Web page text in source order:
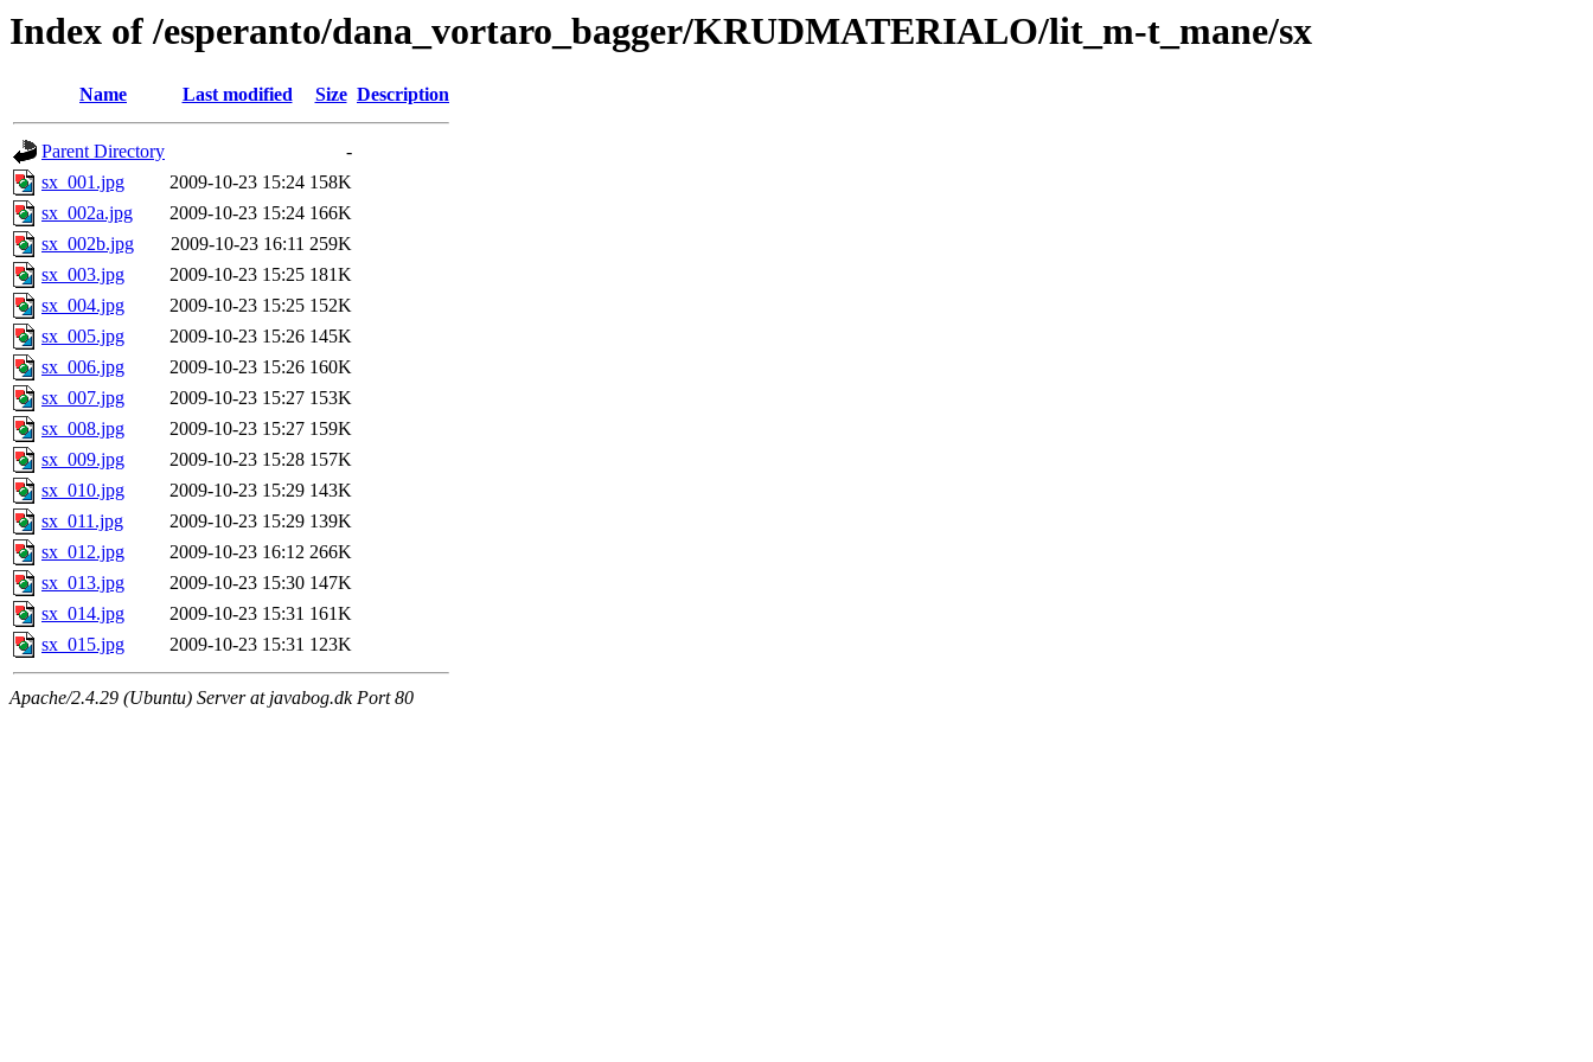
Index of /esperanto/dana_vortaro_bagger/KRUDMATERIALO/lit_m-t_mane/sx
Name Last modified Size Description
Parent Directory
-
sx_001.jpg
2009-10-23 15:24 158K
sx_002a.jpg
2009-10-23 15:24 166K
sx_002b.jpg
2009-10-23 16:11 259K
sx_003.jpg
2009-10-23 15:25 181K
sx_004.jpg
2009-10-23 15:25 152K
sx_005.jpg
2009-10-23 15:26 145K
sx_006.jpg
2009-10-23 15:26 160K
sx_007.jpg
2009-10-23 15:27 153K
sx_008.jpg
2009-10-23 15:27 159K
sx_009.jpg
2009-10-23 15:28 157K
sx_010.jpg
2009-10-23 15:29 143K
sx_011.jpg
2009-10-23 15:29 139K
sx_012.jpg
2009-10-23 16:12 266K
sx_013.jpg
2009-10-23 15:30 147K
sx_014.jpg
2009-10-23 15:31 161K
sx_015.jpg
2009-10-23 15:31 123K
Apache/2.4.29 (Ubuntu) Server at javabog.dk Port 80